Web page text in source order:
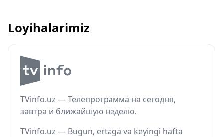
Loyihalarimiz
TVinfo.uz — Телепрограмма на сегодня,
завтра и ближайшую неделю.
TVinfo.uz — Bugun, ertaga va keyingi hafta